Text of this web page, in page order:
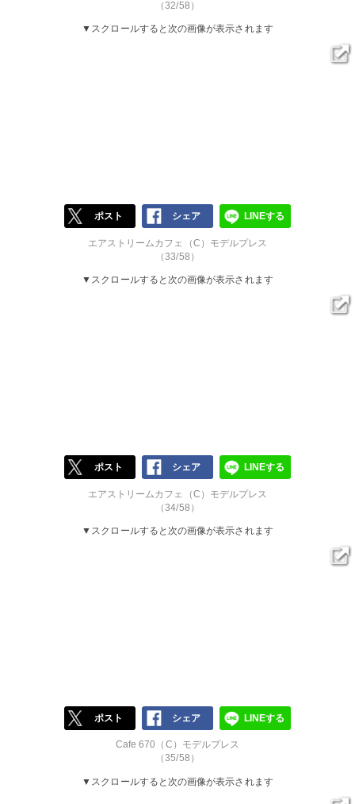
（32/58）
▼スクロールすると次の画像が表示されます
ポスト シェア LINEする
エアストリームカフェ（C）モデルプレス
（33/58）
▼スクロールすると次の画像が表示されます
ポスト シェア LINEする
エアストリームカフェ（C）モデルプレス
（34/58）
▼スクロールすると次の画像が表示されます
ポスト シェア LINEする
Cafe 670（C）モデルプレス
（35/58）
▼スクロールすると次の画像が表示されます